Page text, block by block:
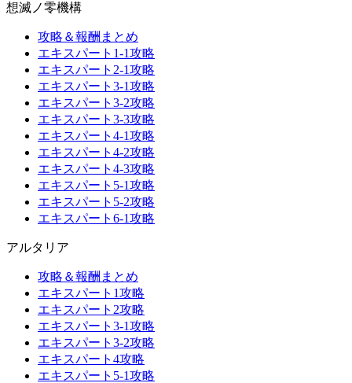
想滅ノ零機構
攻略＆報酬まとめ
エキスパート1-1攻略
エキスパート2-1攻略
エキスパート3-1攻略
エキスパート3-2攻略
エキスパート3-3攻略
エキスパート4-1攻略
エキスパート4-2攻略
エキスパート4-3攻略
エキスパート5-1攻略
エキスパート5-2攻略
エキスパート6-1攻略
アルタリア
攻略＆報酬まとめ
エキスパート1攻略
エキスパート2攻略
エキスパート3-1攻略
エキスパート3-2攻略
エキスパート4攻略
エキスパート5-1攻略